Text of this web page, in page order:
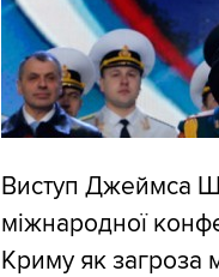
Виступ Джеймса
міжнародної
Криму як загроза